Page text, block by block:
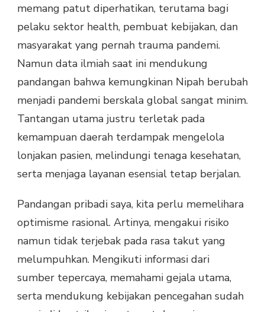
memang patut diperhatikan, terutama bagi
pelaku sektor health, pembuat kebijakan, dan
masyarakat yang pernah trauma pandemi.
Namun data ilmiah saat ini mendukung
pandangan bahwa kemungkinan Nipah berubah
menjadi pandemi berskala global sangat minim.
Tantangan utama justru terletak pada
kemampuan daerah terdampak mengelola
lonjakan pasien, melindungi tenaga kesehatan,
serta menjaga layanan esensial tetap berjalan.
Pandangan pribadi saya, kita perlu memelihara
optimisme rasional. Artinya, mengakui risiko
namun tidak terjebak pada rasa takut yang
melumpuhkan. Mengikuti informasi dari
sumber tepercaya, memahami gejala utama,
serta mendukung kebijakan pencegahan sudah